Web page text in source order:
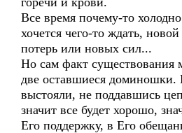
Все время почему-то
хочется чего-то ждать,
потерь или новых сил...
Но сам факт существования
две оставшиеся доминошки.
выстояли, не поддавшись
значит все будет хорошо,
Его поддержку, в Его